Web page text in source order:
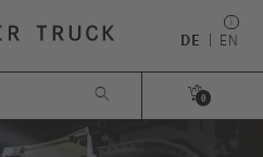
DE EN
 
0